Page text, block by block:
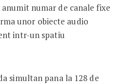
numar de canale fixe
unor obiecte audio
intr-un spatiu
simultan pana la 128 de